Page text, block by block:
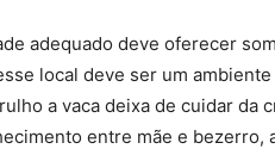
adequado deve oferecer
local deve ser um
a vaca deixa de cuidar da
entre mãe e bezerro,